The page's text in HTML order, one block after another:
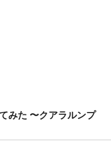
みた 〜クアラルンプ